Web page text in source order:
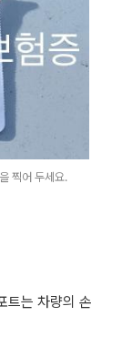
찍어 두세요.
트는 차량의 손